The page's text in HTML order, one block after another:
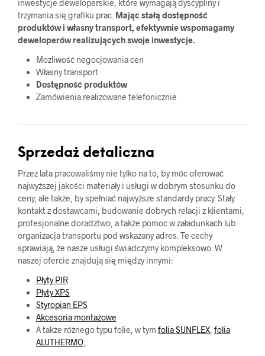
inwestycje deweloperskie, które wymagają dyscypliny i
trzymania się grafiku prac. Mając stałą dostępność
produktów i własny transport, efektywnie wspomagamy
deweloperów realizujących swoje inwestycje.
Możliwość negocjowania cen
Własny transport
Dostępność produktów
Zamówienia realizowane telefonicznie
Sprzedaż detaliczna
Przez lata pracowaliśmy nie tylko na to, by móc oferować
najwyższej jakości materiały i usługi w dobrym stosunku do
ceny, ale także, by spełniać najwyższe standardy pracy. Stały
kontakt z dostawcami, budowanie dobrych relacji z klientami,
profesjonalne doradztwo, a także pomoc w załadunkach lub
organizacja transportu pod wskazany adres. Te cechy
sprawiają, że nasze usługi świadczymy kompleksowo. W
naszej ofercie znajdują się między innymi:
Płyty PIR
Płyty XPS
Styropian EPS
Akcesoria montażowe
A także różnego typu folie, w tym folia SUNFLEX, folia
ALUTHERMO,